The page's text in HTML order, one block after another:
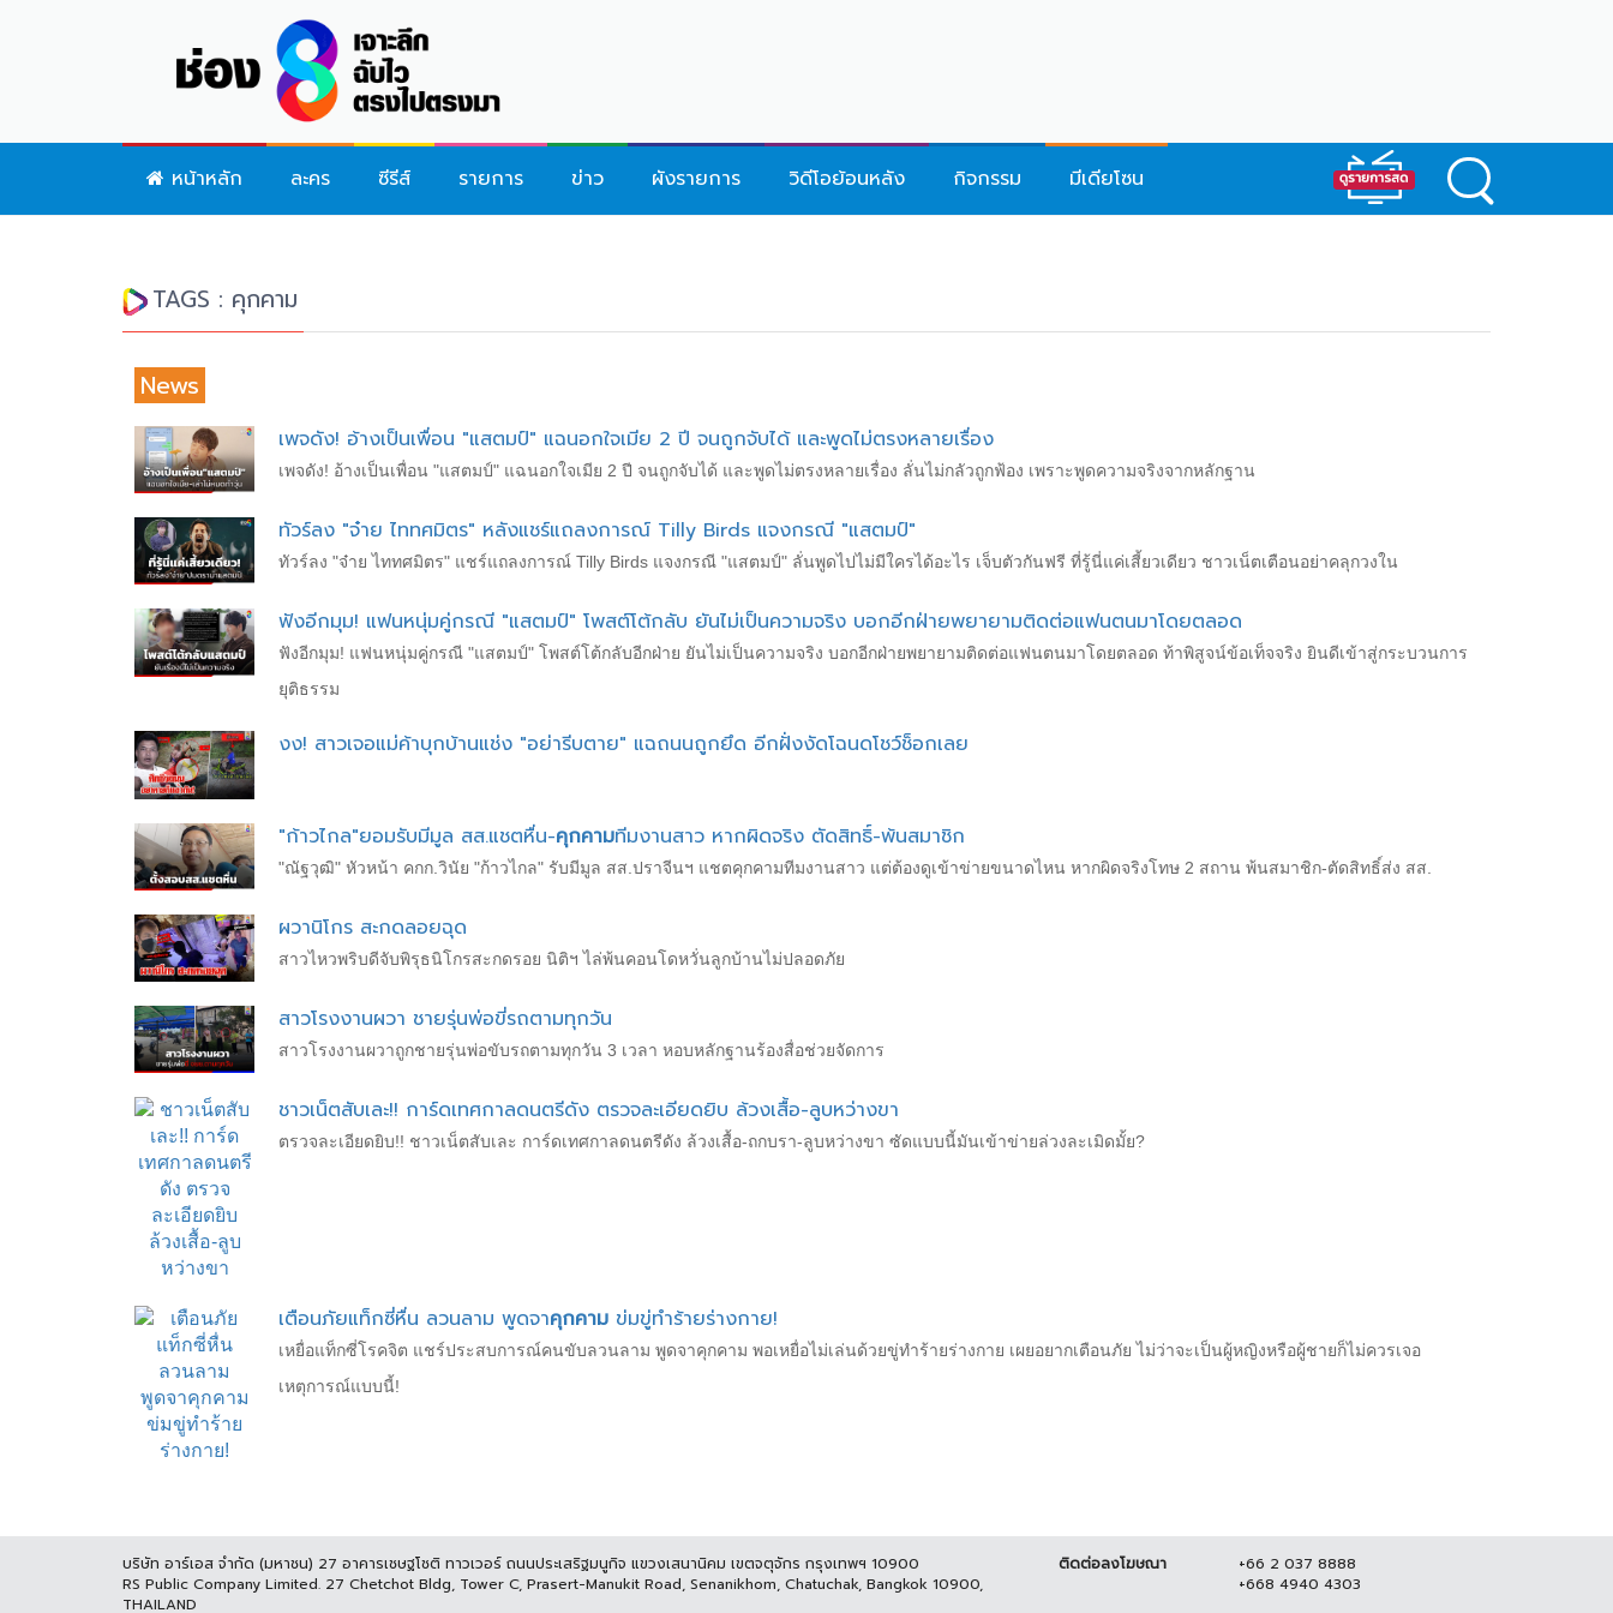
หน้าหลัก ละคร ซีรีส์ รายการ ข่าว ผังรายการ วิดีโอย้อนหลัง กิจกรรม มีเดียโซน
TAGS : คุกคาม
News
เพจดัง! อ้างเป็นเพื่อน "แสตมป์" แฉนอกใจเมีย 2 ปี จนถูกจับได้ และพูดไม่ตรงหลายเรื่อง
เพจดัง! อ้างเป็นเพื่อน "แสตมป์" แฉนอกใจเมีย 2 ปี จนถูกจับได้ และพูดไม่ตรงหลายเรื่อง ลั่นไม่กลัวถูกฟ้อง เพราะพูดความจริงจากหลักฐาน
ทัวร์ลง "จ๋าย ไททศมิตร" หลังแชร์แถลงการณ์ Tilly Birds แจงกรณี "แสตมป์"
ทัวร์ลง "จ๋าย ไททศมิตร" แชร์แถลงการณ์ Tilly Birds แจงกรณี "แสตมป์" ลั่นพูดไปไม่มีใครได้อะไร เจ็บตัวกันฟรี ที่รู้นี่แค่เสี้ยวเดียว ชาวเน็ตเตือนอย่าคลุกวงใน
ฟังอีกมุม! แฟนหนุ่มคู่กรณี "แสตมป์" โพสต์โต้กลับ ยันไม่เป็นความจริง บอกอีกฝ่ายพยายามติดต่อแฟนตนมาโดยตลอด
ฟังอีกมุม! แฟนหนุ่มคู่กรณี "แสตมป์" โพสต์โต้กลับอีกฝ่าย ยันไม่เป็นความจริง บอกอีกฝ่ายพยายามติดต่อแฟนตนมาโดยตลอด ท้าพิสูจน์ข้อเท็จจริง ยินดีเข้าสู่กระบวนการ
ยุติธรรม
งง! สาวเจอแม่ค้าบุกบ้านแช่ง "อย่ารีบตาย" แฉถนนถูกยึด อีกฝั่งงัดโฉนดโชว์ช็อกเลย
"ก้าวไกล"ยอมรับมีมูล สส.แชตหื่น-คุกคามทีมงานสาว หากผิดจริง ตัดสิทธิ์-พ้นสมาชิก
"ณัฐวุฒิ" หัวหน้า คกก.วินัย "ก้าวไกล" รับมีมูล สส.ปราจีนฯ แชตคุกคามทีมงานสาว แต่ต้องดูเข้าข่ายขนาดไหน หากผิดจริงโทษ 2 สถาน พ้นสมาชิก-ตัดสิทธิ์ส่ง สส.
ผวานิโกร สะกดลอยฉุด
สาวไหวพริบดีจับพิรุธนิโกรสะกดรอย นิติฯ ไล่พ้นคอนโดหวั่นลูกบ้านไม่ปลอดภัย
สาวโรงงานผวา ชายรุ่นพ่อขี่รถตามทุกวัน
สาวโรงงานผวาถูกชายรุ่นพ่อขับรถตามทุกวัน 3 เวลา หอบหลักฐานร้องสื่อช่วยจัดการ
ชาวเน็ตสับเละ!! การ์ดเทศกาลดนตรีดัง ตรวจละเอียดยิบ ล้วงเสื้อ-ลูบหว่างขา
ตรวจละเอียดยิบ!! ชาวเน็ตสับเละ การ์ดเทศกาลดนตรีดัง ล้วงเสื้อ-ถกบรา-ลูบหว่างขา ซัดแบบนี้มันเข้าข่ายล่วงละเมิดมั้ย?
เตือนภัยแท็กซี่หื่น ลวนลาม พูดจาคุกคาม ข่มขู่ทำร้ายร่างกาย!
เหยื่อแท็กซี่โรคจิต แชร์ประสบการณ์คนขับลวนลาม พูดจาคุกคาม พอเหยื่อไม่เล่นด้วยขู่ทำร้ายร่างกาย เผยอยากเตือนภัย ไม่ว่าจะเป็นผู้หญิงหรือผู้ชายก็ไม่ควรเจอ
เหตุการณ์แบบนี้!
บริษัท อาร์เอส จำกัด (มหาชน) 27 อาคารเชษฐโชติ ทาวเวอร์ ถนนประเสริฐมนูกิจ แขวงเสนานิคม เขตจตุจักร กรุงเทพฯ 10900
RS Public Company Limited. 27 Chetchot Bldg, Tower C, Prasert-Manukit Road, Senanikhom, Chatuchak, Bangkok 10900,
THAILAND
ติดต่อลงโฆษณา
+66 2 037 8888
+668 4940 4303